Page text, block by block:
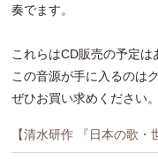
奏でます。
これらはCD販売の予定は
この音源が手に入るのは
ぜひお買い求めください。
【清水研作 『日本の歌